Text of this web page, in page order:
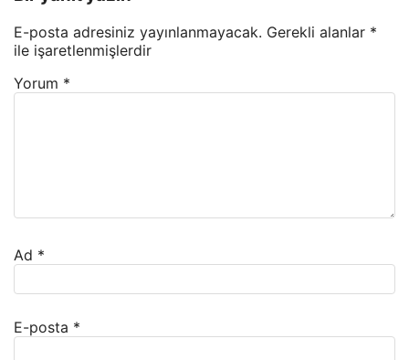
E-posta adresiniz yayınlanmayacak. Gerekli alanlar *
ile işaretlenmişlerdir
Yorum *
Ad *
E-posta *